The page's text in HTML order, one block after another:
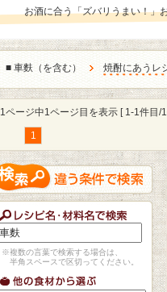
お酒に合う「ズバリうまい！」
■ 車麩（を含む） 焼酎にあうレ
1ページ中1ページ目を表示 [ 1-1件目/
1
※複数の言葉で検索する場合は、
半角スペースで区切ってください。